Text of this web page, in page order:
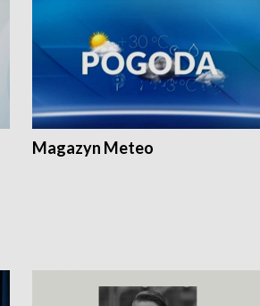
Magazyn Meteo